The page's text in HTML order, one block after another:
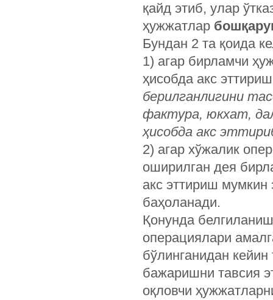
қайд этиб, улар
ҳужжатлар
Бундан 2 та қоида
1) агар бирламчи
ҳисобда акс
берилганлигини
фактура, юкхат,
ҳисобда акс
2) агар хўжалик
оширилган дея
акс эттириш
баҳоланади.
Қонунда
операциялари
бўлинганидан
бажаришни тавсия
оқловчи